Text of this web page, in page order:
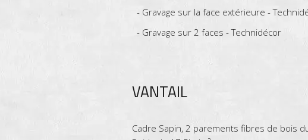
- Gravage sur la face extérieure -
- Gravage sur 2 faces - Technidécor
VANTAIL
Cadre Sapin, 2 parements fibres de bois